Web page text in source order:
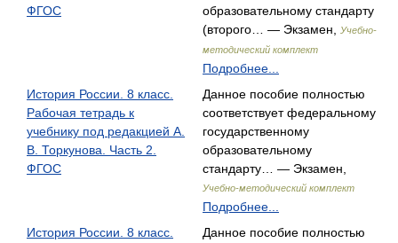
ФГОС
образовательному стандарту
(второго… — Экзамен,
Учебно-
методический комплект
Подробнее...
История России. 8 класс.
Рабочая тетрадь к
учебнику под редакцией А.
В. Торкунова. Часть 2.
ФГОС
Данное пособие полностью
соответствует федеральному
государственному
образовательному
стандарту… — Экзамен,
Учебно-методический комплект
Подробнее...
История России. 8 класс.
Данное пособие полностью